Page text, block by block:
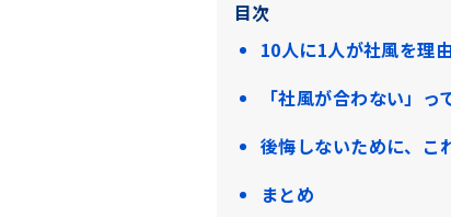
目次
10人に1人が社風を理
「社風が合わない」
後悔しないために、こ
まとめ